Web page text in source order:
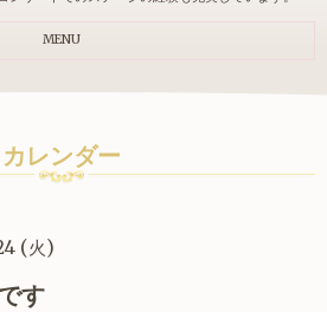
MENU
カレンダー
(火)
す